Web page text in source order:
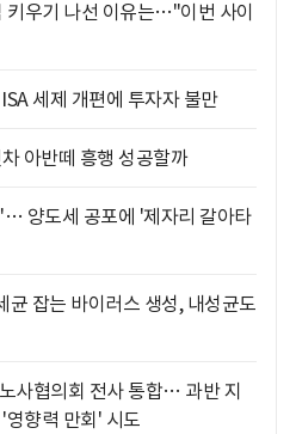
키우기 나선 이유는…"이번 사이
세제 개편에 투자자 불만
아반떼 흥행 성공할까
양도세 공포에 '제자리 갈아타
균 잡는 바이러스 생성, 내성균도
사협의회 전사 통합… 과반 지
영향력 만회' 시도